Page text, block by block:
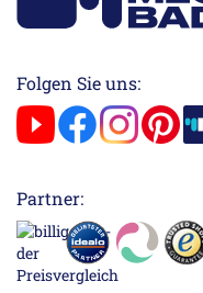
Folgen Sie uns:
Partner: